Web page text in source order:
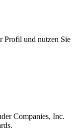
Profil und nutzen Sie
Companies, Inc.